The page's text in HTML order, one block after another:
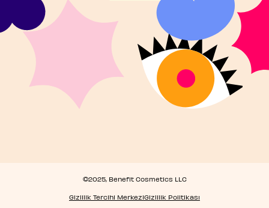
©2025, Benefit Cosmetics LLC
Gizlilik Tercihi MerkeziGizlilik Politikası